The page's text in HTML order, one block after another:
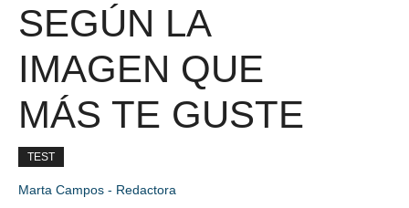
SEGÚN LA
IMAGEN QUE
MÁS TE GUSTE
TEST
Marta Campos - Redactora